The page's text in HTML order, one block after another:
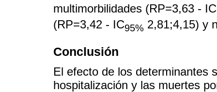
multimorbilidades (RP=3,63 - IC
(RP=3,42 - IC95% 2,81;4,15) y
Conclusión
El efecto de los determinantes
hospitalización y las muertes